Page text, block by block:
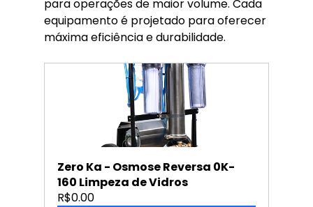
para operações de maior volume. Cada
equipamento é projetado para oferecer
máxima eficiência e durabilidade.
Zero Ka - Osmose Reversa 0K-
160 Limpeza de Vidros
R$0.00